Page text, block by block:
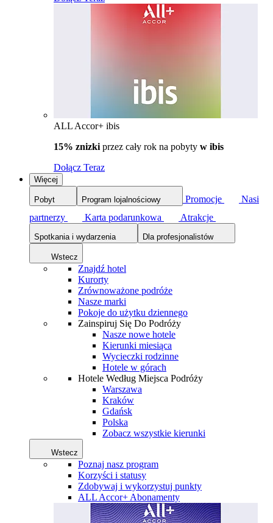
ALL Accor+ ibis
15% znizki przez cały rok na pobyty w ibis
Dołącz Teraz
Więcej
Pobyt Program lojalnościowy Promocje
Nasi
partnerzy
Karta podarunkowa Atrakcje
Spotkania i wydarzenia Dla profesjonalistów
Wstecz
Znajdź hotel
Kurorty
Zrównoważone podróże
Nasze marki
Pokoje do użytku dziennego
Zainspiruj Się Do Podróży
Nasze nowe hotele
Kierunki miesiąca
Wycieczki rodzinne
Hotele w górach
Hotele Według Miejsca Podróży
Warszawa
Kraków
Gdańsk
Polska
Zobacz wszystkie kierunki
Wstecz
Poznaj nasz program
Korzyści i statusy
Zdobywaj i wykorzystuj punkty
ALL Accor+ Abonamenty